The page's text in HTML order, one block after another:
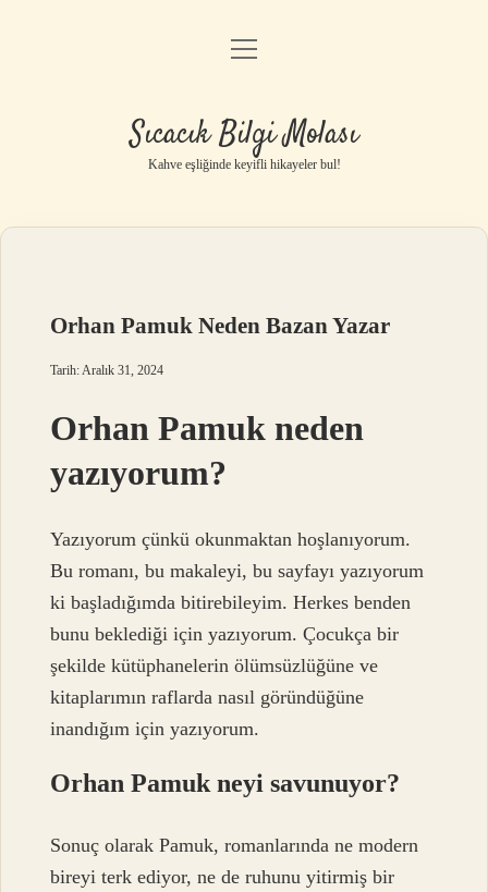
Anasayfa
Yasal Uyarı
menüyü
Sıcacık Bilgi Molası
Kahve eşliğinde keyifli hikayeler bul!
Orhan Pamuk Neden Bazan Yazar
Tarih: Aralık 31, 2024
Orhan Pamuk neden
yazıyorum?
Yazıyorum çünkü okunmaktan hoşlanıyorum.
Bu romanı, bu makaleyi, bu sayfayı yazıyorum
ki başladığımda bitirebileyim. Herkes benden
bunu beklediği için yazıyorum. Çocukça bir
şekilde kütüphanelerin ölümsüzlüğüne ve
kitaplarımın raflarda nasıl göründüğüne
inandığım için yazıyorum.
Orhan Pamuk neyi savunuyor?
Sonuç olarak Pamuk, romanlarında ne modern
bireyi terk ediyor, ne de ruhunu yitirmiş bir